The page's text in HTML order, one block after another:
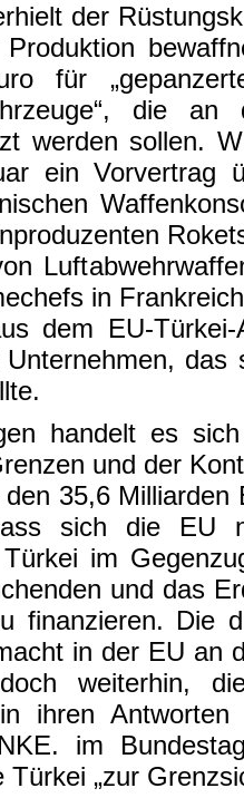
der
für
die an
werden sollen.
ein Vorvertrag
in
dem EU-
Unternehmen,
handelt es
und der
35,6
sich die EU
im
und das
finanzieren. Die
in der EU an
weiterhin,
ihren
im
„zur